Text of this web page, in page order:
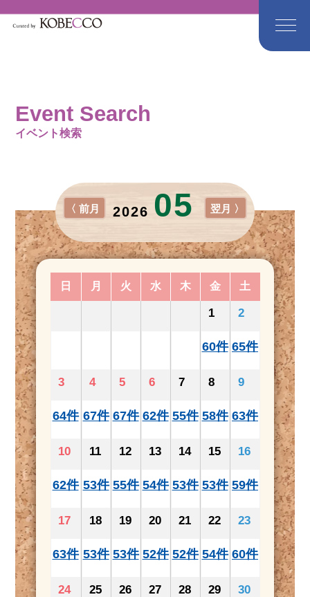
Event Search
イベント検索
2026 05
〈 前月 翌月 〉
日 月 火 水 木 金 土
1
60件
2
65件
3
64件
4
67件
5
67件
6
62件
7
55件
8
58件
9
63件
10
62件
11
53件
12
55件
13
54件
14
53件
15
53件
16
59件
17
63件
18
53件
19
53件
20
52件
21
52件
22
54件
23
60件
24 25 26 27 28 29 30